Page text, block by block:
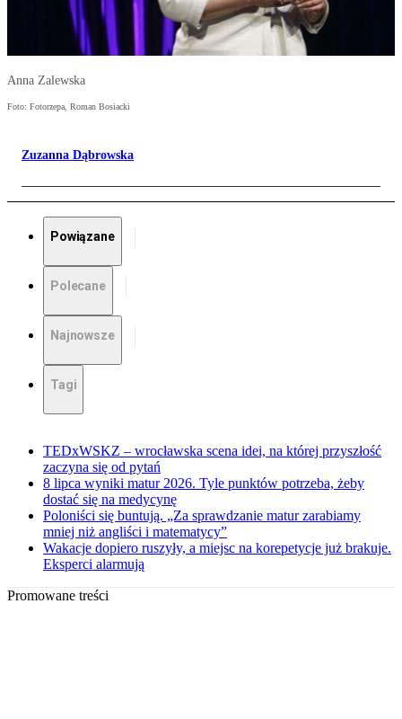
Anna Zalewska
Foto: Fotorzepa, Roman Bosiacki
Zuzanna Dąbrowska
Powiązane
Polecane
Najnowsze
Tagi
TEDxWSKZ – wrocławska scena idei, na której przyszłość
zaczyna się od pytań
8 lipca wyniki matur 2026. Tyle punktów potrzeba, żeby
dostać się na medycynę
Poloniści się buntują. „Za sprawdzanie matur zarabiamy
mniej niż angliści i matematycy”
Wakacje dopiero ruszyły, a miejsc na korepetycje już brakuje.
Eksperci alarmują
Promowane treści